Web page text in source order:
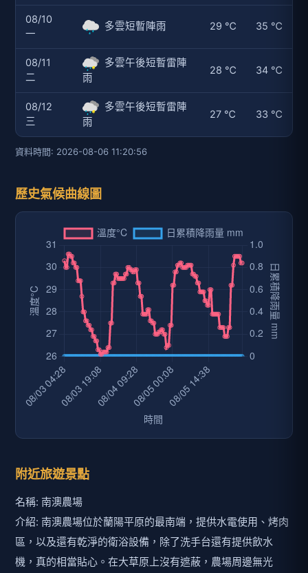
08/10
一
多雲短暫陣雨 29 ℃ 35 ℃
08/11
二
多雲午後短暫雷陣
雨
28 ℃ 34 ℃
08/12
三
多雲午後短暫雷陣
雨
27 ℃ 33 ℃
資料時間: 2026-08-06 11:20:56
歷史氣候曲線圖
附近旅遊景點
名稱: 南澳農場
介紹: 南澳農場位於蘭陽平原的最南端，提供水電使用、烤肉
區，以及還有乾淨的衛浴設備，除了洗手台還有提供飲水
機，真的相當貼心。在大草原上沒有遮蔽，農場周邊無光